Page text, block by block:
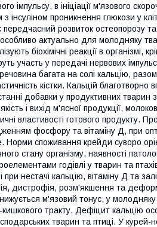
імпульсу, в ініціації м'язового
інсуліном проникнення глюкози у
розвиток остеопорозу
актуально для молодняку
біохімічні реакції в організмі,
участь у передачі нервових
багата на солі кальцію,
кістки. Кальцій благотворно
добавки у продуктивних тварин
і вихід м'ясної продукції,
властивості готового продукту.
фосфору та вітаміну Д, при
Норми споживання крейди суворо
стану організму, наявності
годівлі у тварин та
нестачі кальцію, вітаміну Д та
дистрофія, розм'якшення та
м'язовий тонус, у
тракту. Дефіцит кальцію
тварин та птиці. У курей-